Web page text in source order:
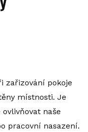
zařizování pokoje
místnosti. Je
naše
pracovní nasazení.